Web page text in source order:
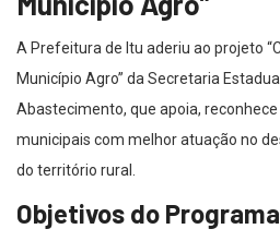
A Prefeitura de Itu aderiu ao projeto
Município Agro” da Secretaria
Abastecimento, que apoia,
municipais com melhor atuação no
do território rural.
Objetivos do Programa